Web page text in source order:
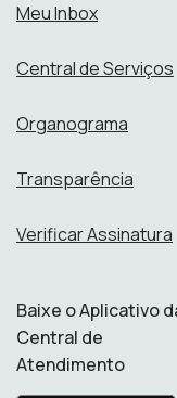
Meu Inbox
Central de Serviços
Organograma
Transparência
Verificar Assinatura
Baixe o Aplicativo
Central de
Atendimento